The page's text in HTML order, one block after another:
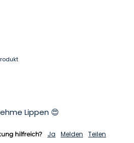
Lippen 😍
hilfreich? Ja Melden
Teilen